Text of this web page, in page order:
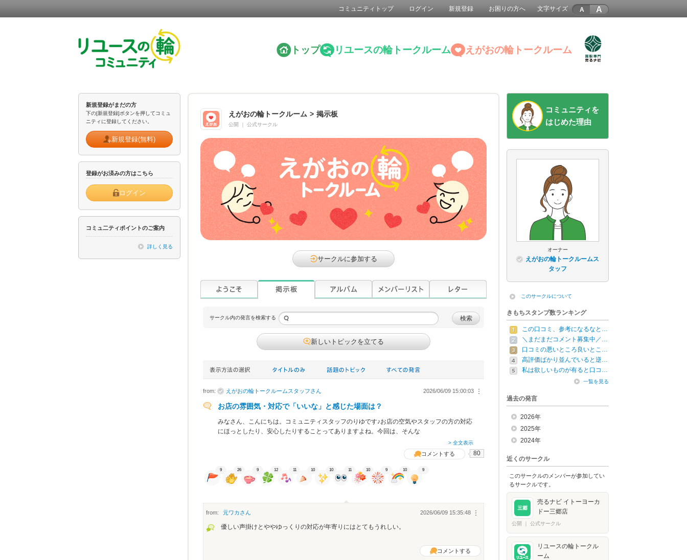
コミュニティトップ ログイン 新規登録 お困りの方へ 文字サイズ A
トップ リユースの輪トークルーム えがおの輪トークルーム
新規登録がまだの方
下の[新規登録]ボタンを押してコミュ
ニティに登録してください。
新規登録(無料)
登録がお済みの方はこちら
ログイン
コミュ二ティポイントのご案内
詳しく見る
えがおの輪トークルーム > 掲示板
公開 公式サークル
サークルに参加する
サークル内の発言を検索する 検索
新しいトピックを立てる
from: えがおの輪トークルームスタッフさん ︙
2026/06/09 15:00:03
お店の雰囲気・対応で「いいな」と感じた場面は？
みなさん、こんにちは。コミュニティスタッフのりゆです♪お店の空気やスタッフの方の対応
にほっとしたり、安心したりすることってありますよね。今回は、そんな
> 全文表示
コメントする 80
9 26 9 12 11 10 10 11 10 9 10 9
from: 元ワカさん ︙
2026/06/09 15:35:48
優しい声掛けとややゆっくりの対応が年寄りにはとてもうれしい。
コメントする
コミュニティを
はじめた理由
オーナー
えがおの輪トークルームス
タッフ
このサークルについて
きもちスタンプ数ランキング
この口コミ、参考になるなと…
＼まだまだコメント募集中／…
口コミの悪いところ良いとこ…
高評価ばかり並んでいると逆…
私は欲しいものが有ると口コ…
一覧を見る
過去の発言
2026年
2025年
2024年
近くのサークル
このサークルのメンバーが参加してい
るサークルです。
売るナビ イトーヨーカ
ドー三郷店
公開 公式サークル
リユースの輪トークル
ーム